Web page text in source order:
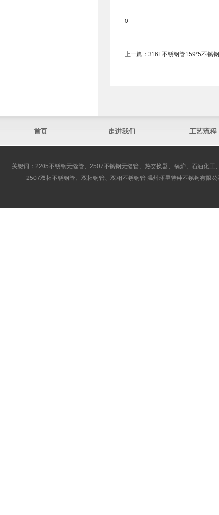
0
上一篇： 316L不锈钢管159*5不锈
首页 走进我们 工艺流程
关键词：2205不锈钢无缝管、2507不锈钢无缝管、热交换器、锅炉、石油化
2507双相不锈钢管、双相钢管、双相不锈钢管 温州环星特种不锈钢有限